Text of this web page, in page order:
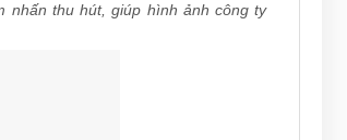
nhấn thu hút, giúp hình ảnh công ty